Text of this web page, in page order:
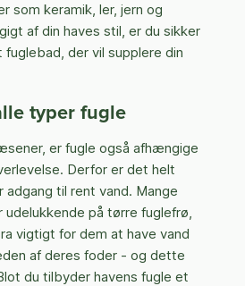
som keramik, ler, jern og
af din haves stil, er du sikker
der vil supplere din
typer fugle
er fugle også afhængige
Derfor er det helt
til rent vand. Mange
på tørre fuglefrø,
vigtigt for dem at have vand
af deres foder - og dette
du tilbyder havens fugle et